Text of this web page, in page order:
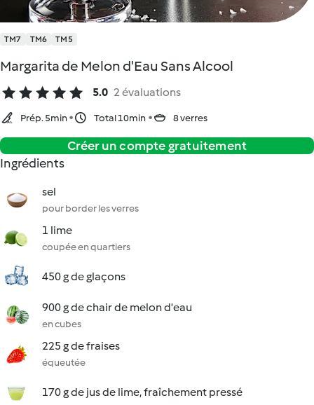
TM7 TM6 TM5
Margarita de Melon d'Eau Sans Alcool
5.0 2 évaluations
Prép. 5min Total 10min 8 verres
Créer un compte gratuitement
Ingrédients
sel
pour border les verres
1 lime
coupée en quartiers
450 g de glaçons
900 g de chair de melon d'eau
en cubes
225 g de fraises
équeutée
170 g de jus de lime, fraîchement pressé